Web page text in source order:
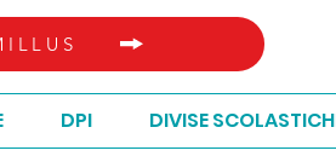
DPI DIVISE